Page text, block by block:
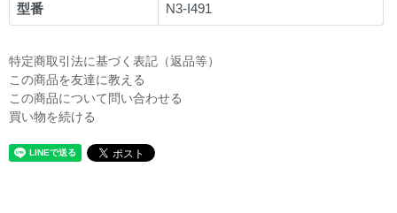
型番 N3-I491
特定商取引法に基づく表記（返品等）
この商品を友達に教える
この商品について問い合わせる
買い物を続ける